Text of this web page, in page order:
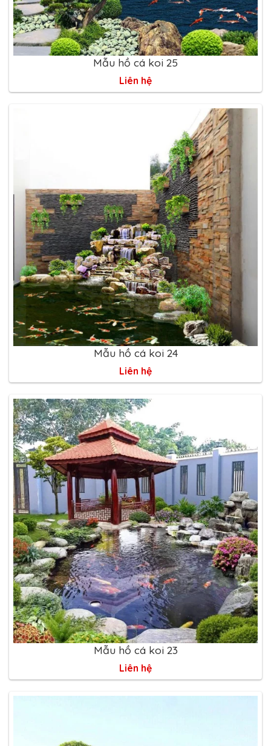
Mẫu hồ cá koi 25
Liên hệ
Mẫu hồ cá koi 24
Liên hệ
Mẫu hồ cá koi 23
Liên hệ